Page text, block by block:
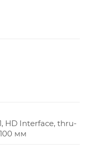
HD Interface, thru-
мм